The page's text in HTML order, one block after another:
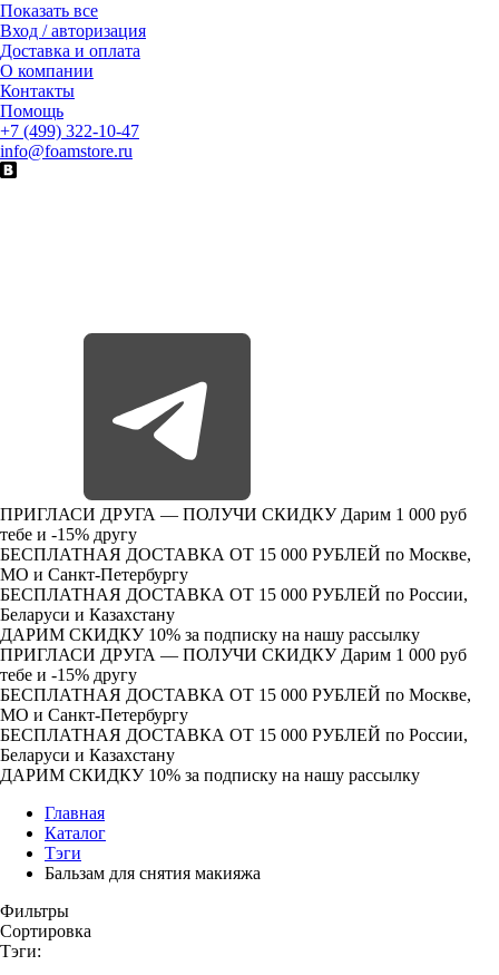
Показать все
Вход / авторизация
Доставка и оплата
О компании
Контакты
Помощь
+7 (499) 322-10-47
info@foamstore.ru
ПРИГЛАСИ ДРУГА — ПОЛУЧИ СКИДКУ Дарим 1 000 руб
тебе и -15% другу
БЕСПЛАТНАЯ ДОСТАВКА ОТ 15 000 РУБЛЕЙ по Москве,
МО и Санкт-Петербургу
БЕСПЛАТНАЯ ДОСТАВКА ОТ 15 000 РУБЛЕЙ по России,
Беларуси и Казахстану
ДАРИМ СКИДКУ 10% за подписку на нашу рассылку
ПРИГЛАСИ ДРУГА — ПОЛУЧИ СКИДКУ Дарим 1 000 руб
тебе и -15% другу
БЕСПЛАТНАЯ ДОСТАВКА ОТ 15 000 РУБЛЕЙ по Москве,
МО и Санкт-Петербургу
БЕСПЛАТНАЯ ДОСТАВКА ОТ 15 000 РУБЛЕЙ по России,
Беларуси и Казахстану
ДАРИМ СКИДКУ 10% за подписку на нашу рассылку
Главная
Каталог
Тэги
Бальзам для снятия макияжа
Фильтры
Сортировка
Тэги: